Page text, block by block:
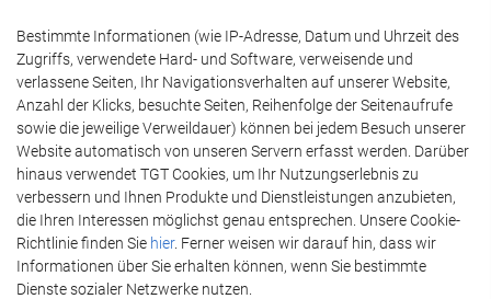
Bestimmte Informationen (wie IP-Adresse, Datum und Uhrzeit des
Zugriffs, verwendete Hard- und Software, verweisende und
verlassene Seiten, Ihr Navigationsverhalten auf unserer Website,
Anzahl der Klicks, besuchte Seiten, Reihenfolge der Seitenaufrufe
sowie die jeweilige Verweildauer) können bei jedem Besuch unserer
Website automatisch von unseren Servern erfasst werden. Darüber
hinaus verwendet TGT Cookies, um Ihr Nutzungserlebnis zu
verbessern und Ihnen Produkte und Dienstleistungen anzubieten,
die Ihren Interessen möglichst genau entsprechen. Unsere Cookie-
Richtlinie finden Sie hier. Ferner weisen wir darauf hin, dass wir
Informationen über Sie erhalten können, wenn Sie bestimmte
Dienste sozialer Netzwerke nutzen.